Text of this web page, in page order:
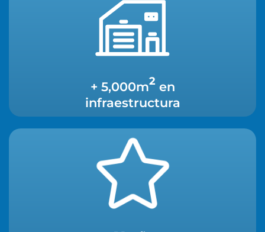
+ 5,000m2en
infraestructura